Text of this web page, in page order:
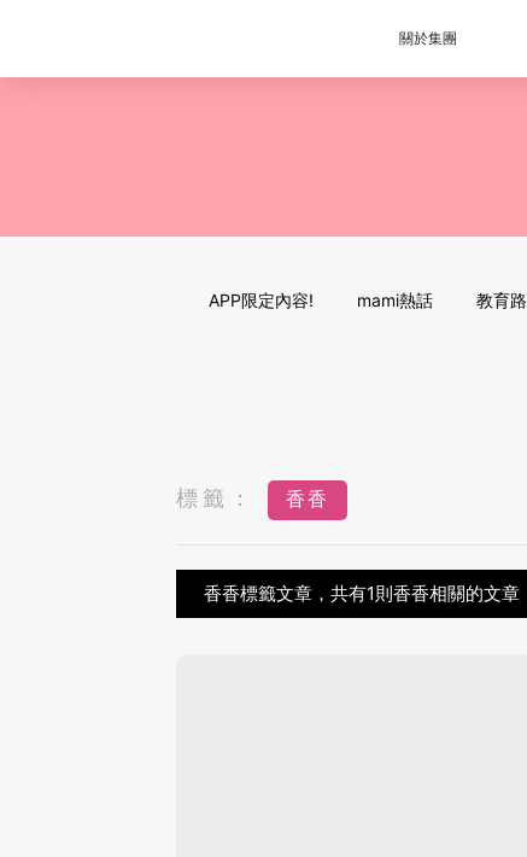
關於集團
APP限定內容! mami熱話 教育路
標籤： 香香
香香標籤文章，共有1則香香相關的文章